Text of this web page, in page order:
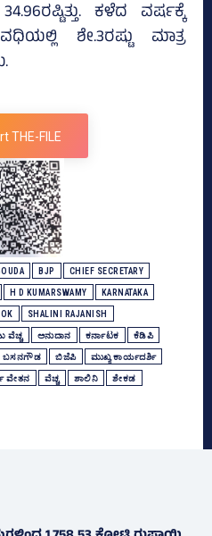
ಕಳೆದ ವರ್ಷಕ್ಕೆ
ಶೇ.3ರಷ್ಟು ಮಾತ್ರ
THE-FILE
BJP CHIEF SECRETARY
H D KUMARSWAMY KARNATAKA
SHALINI RAJANISH
ವೆಚ್ಚ ಅನುದಾನ ಕರ್ನಾಟಕ ಕೆಡಿಪಿ
ಬಸನಗೌಡ ಬಿಜೆಪಿ ಮುಖ್ಯ ಕಾರ್ಯದರ್ಶಿ
ವೇತನ ವೆಚ್ಚ ಶಾಲಿನಿ ಶೇಕಡ